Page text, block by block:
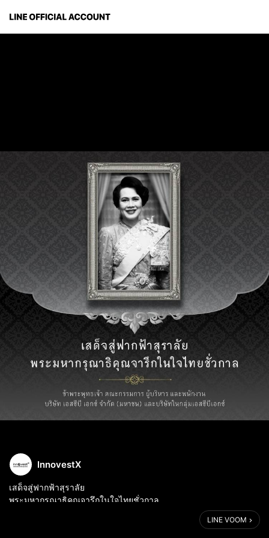
InnovestX
เสด็จสู่ฟากฟ้าสุราลัย
พระมหากรุณาธิคุณจารึกในใจไทยชั่วกาล
ข้าพระพุทธเจ้า คณะกรรมการ ผู้บริหาร และพนักงาน
LINE VOOM